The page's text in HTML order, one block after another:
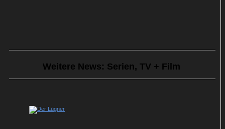
Weitere News: Serien, TV + Film